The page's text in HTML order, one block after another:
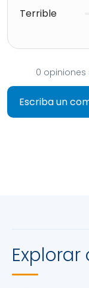
Terrible
0 opiniones
Escriba un